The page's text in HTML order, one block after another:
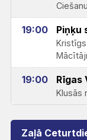
19:00 Piņķu
19:00 Rīgas
Klusās
Zaļā